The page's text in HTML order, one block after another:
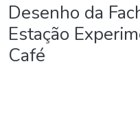
Desenho da
Estação
Café